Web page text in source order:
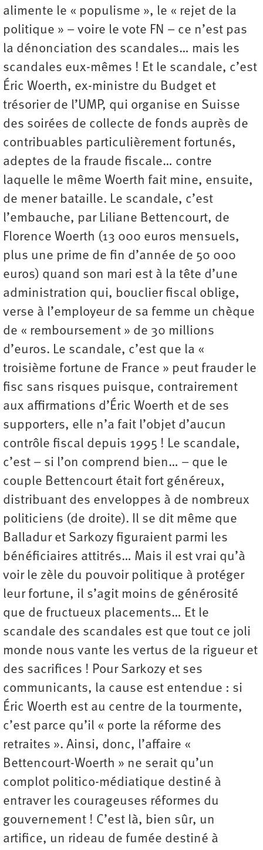
alimente le « populisme », le « rejet de la
politique » – voire le vote FN – ce n’est pas
la dénonciation des scandales… mais les
scandales eux-mêmes ! Et le scandale, c’est
Éric Woerth, ex-ministre du Budget et
trésorier de l’UMP, qui organise en Suisse
des soirées de collecte de fonds auprès de
contribuables particulièrement fortunés,
adeptes de la fraude fiscale… contre
laquelle le même Woerth fait mine, ensuite,
de mener bataille. Le scandale, c’est
l’embauche, par Liliane Bettencourt, de
Florence Woerth (13 000 euros mensuels,
plus une prime de fin d’année de 50 000
euros) quand son mari est à la tête d’une
administration qui, bouclier fiscal oblige,
verse à l’employeur de sa femme un chèque
de « remboursement » de 30 millions
d’euros. Le scandale, c’est que la «
troisième fortune de France » peut frauder le
fisc sans risques puisque, contrairement
aux affirmations d’Éric Woerth et de ses
supporters, elle n’a fait l’objet d’aucun
contrôle fiscal depuis 1995 ! Le scandale,
c’est – si l’on comprend bien… – que le
couple Bettencourt était fort généreux,
distribuant des enveloppes à de nombreux
politiciens (de droite). Il se dit même que
Balladur et Sarkozy figuraient parmi les
bénéficiaires attitrés… Mais il est vrai qu’à
voir le zèle du pouvoir politique à protéger
leur fortune, il s’agit moins de générosité
que de fructueux placements… Et le
scandale des scandales est que tout ce joli
monde nous vante les vertus de la rigueur et
des sacrifices ! Pour Sarkozy et ses
communicants, la cause est entendue : si
Éric Woerth est au centre de la tourmente,
c’est parce qu’il « porte la réforme des
retraites ». Ainsi, donc, l’affaire «
Bettencourt-Woerth » ne serait qu’un
complot politico-médiatique destiné à
entraver les courageuses réformes du
gouvernement ! C’est là, bien sûr, un
artifice, un rideau de fumée destiné à